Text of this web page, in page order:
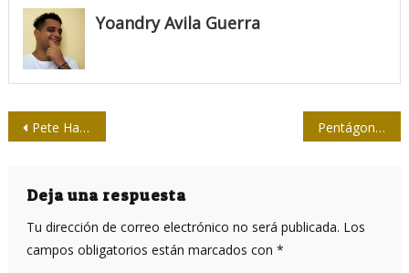
Yoandry Avila Guerra
Navegación
entradas
Pete Hamill, periodista por excelencia de Nueva York, muere a los 85 Pentágono contradice a Trump: “Expertos militares atribuyen la explosión en Beirut a un accidente”
Deja una respuesta
Tu dirección de correo electrónico no será publicada. Los
campos obligatorios están marcados con *